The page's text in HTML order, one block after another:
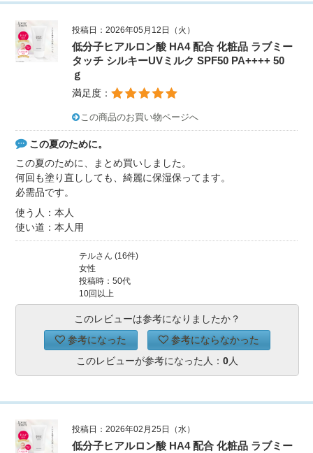
投稿日：2026年05月12日（火）
低分子ヒアルロン酸 HA4 配合 化粧品 ラブミー
タッチ シルキーUVミルク SPF50 PA++++ 50
ｇ
満足度：
この商品のお買い物ページへ
この夏のために。
この夏のために、まとめ買いしました。
何回も塗り直ししても、綺麗に保湿保ってます。
必需品です。
使う人：本人
使い道：本人用
テルさん (16件)
女性
投稿時：50代
10回以上
このレビューは参考になりましたか？
参考になった
参考にならなかった
このレビューが参考になった人： 0人
投稿日：2026年02月25日（水）
低分子ヒアルロン酸 HA4 配合 化粧品 ラブミー